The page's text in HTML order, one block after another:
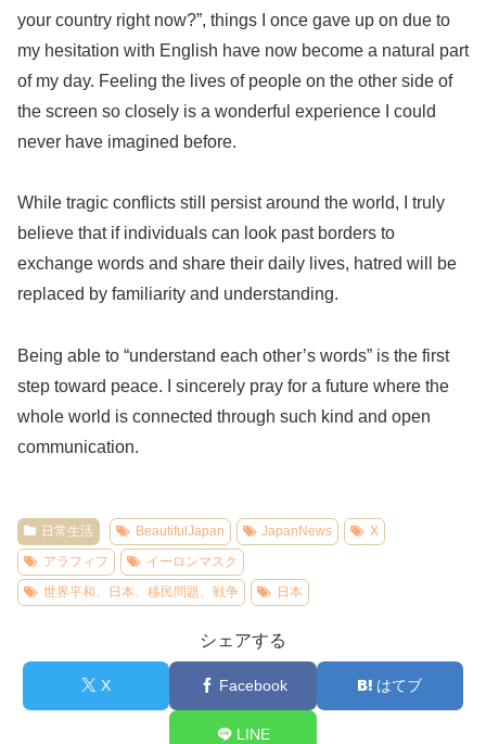
your country right now?”, things I once gave up on due to
my hesitation with English have now become a natural part
of my day. Feeling the lives of people on the other side of
the screen so closely is a wonderful experience I could
never have imagined before.
While tragic conflicts still persist around the world, I truly
believe that if individuals can look past borders to
exchange words and share their daily lives, hatred will be
replaced by familiarity and understanding.
Being able to “understand each other’s words” is the first
step toward peace. I sincerely pray for a future where the
whole world is connected through such kind and open
communication.
日常生活 BeautifulJapan JapanNews
X
アラフィフ
イーロンマスク
世界平和、日本、移民問題、戦争
日本
シェアする
X Facebook はてブ
LINE